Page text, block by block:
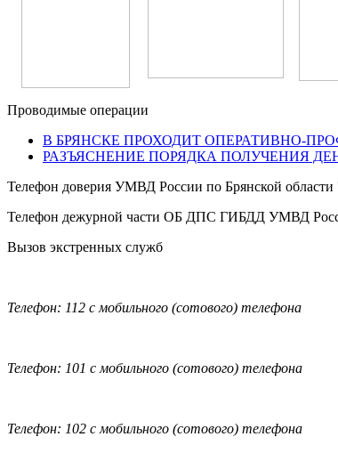
Проводимые операции
В БРЯНСКЕ ПРОХОДИТ ОПЕРАТИВНО-
РАЗЪЯСНЕНИЕ ПОРЯДКА ПОЛУЧЕНИЯ
Телефон доверия УМВД России по Брянской области
Телефон дежурной части ОБ ДПС ГИБДД УМВД
Вызов экстренных служб
Телефон: 112 с мобильного (сотового) телефона
Телефон: 101 с мобильного (сотового) телефона
Телефон: 102 с мобильного (сотового) телефона